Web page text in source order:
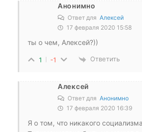
Анонимно
Ответ для Алексей
17 февраля 2020 15:58
ты о чем, Алексей?))
1 -1 Ответить
Алексей
Ответ для Анонимно
17 февраля 2020 16:39
Я о том, что никакого